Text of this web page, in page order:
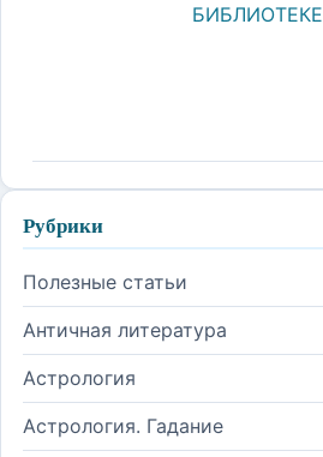
БИБЛИОТЕКЕ
Рубрики
Полезные статьи
Античная литература
Астрология
Астрология. Гадание